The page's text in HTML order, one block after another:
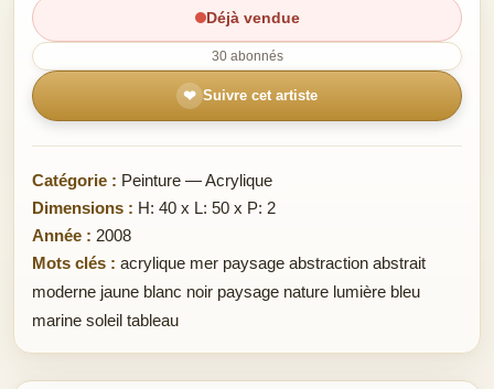
Déjà vendue
30 abonnés
❤ Suivre cet artiste
Catégorie : Peinture — Acrylique
Dimensions : H: 40 x L: 50 x P: 2
Année : 2008
Mots clés : acrylique mer paysage abstraction abstrait
moderne jaune blanc noir paysage nature lumière bleu
marine soleil tableau